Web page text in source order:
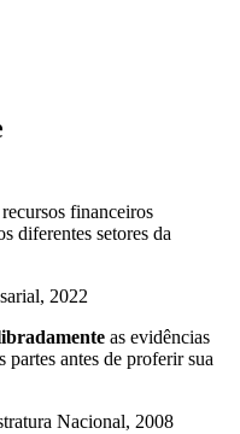
financeiros
diferentes setores da
2022
as evidências
partes antes de proferir sua
Nacional, 2008